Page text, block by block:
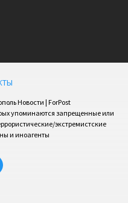
Новости | ForPost
упоминаются запрещенные или
экстремистские
и иноагенты